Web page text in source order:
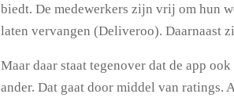
biedt. De medewerkers zijn vrij om hun
laten vervangen (Deliveroo). Daarnaast
Maar daar staat tegenover dat de app
ander. Dat gaat door middel van